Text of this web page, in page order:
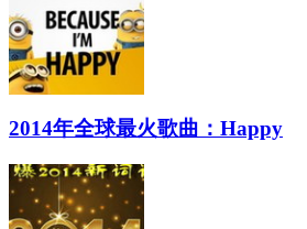
2014年全球最火歌曲：Happy